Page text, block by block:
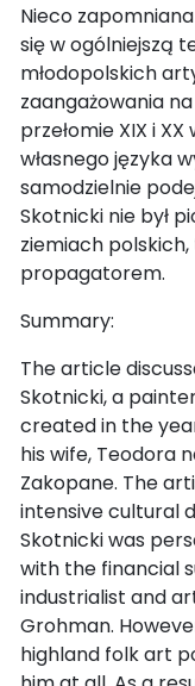
Nieco
się w ogólniejszą
młodopolskich
zaangażowania
przełomie XIX i
własnego języka
samodzielnie
Skotnicki nie był
ziemiach
propagatorem.
Summary:
The article
Skotnicki, a
created in the
his wife, Teodora
Zakopane. The
intensive cultural
Skotnicki was
with the financial
industrialist and
Grohman.
highland folk art